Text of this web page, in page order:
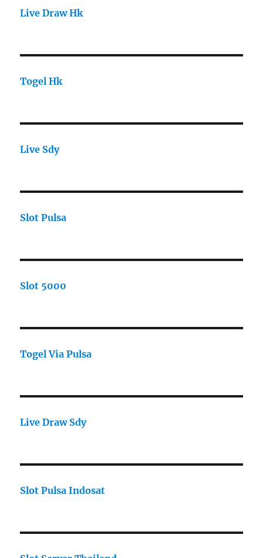
Live Draw Hk
Togel Hk
Live Sdy
Slot Pulsa
Slot 5000
Togel Via Pulsa
Live Draw Sdy
Slot Pulsa Indosat